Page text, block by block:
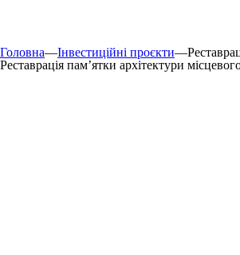
Головна—Інвестиційні проєкти—
Реставрація пам’ятки архітектури